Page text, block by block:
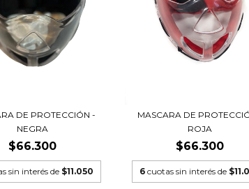
DE PROTECCIÓN -
NEGRA
$66.300
sin interés de $11.050
MASCARA DE
ROJA
$66.300
6 cuotas sin interés de